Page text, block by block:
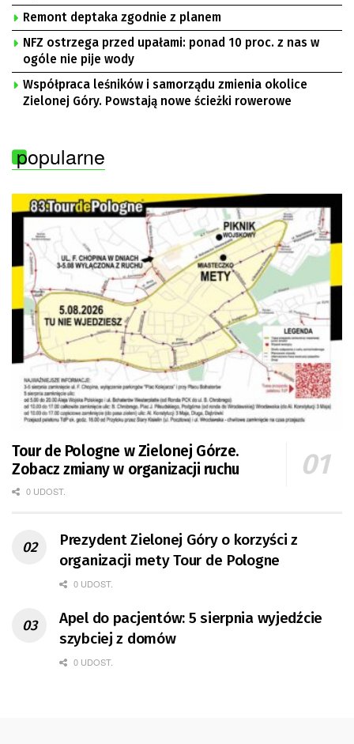
Remont deptaka zgodnie z planem
NFZ ostrzega przed upałami: ponad 10 proc. z nas w
ogóle nie pije wody
Współpraca leśników i samorządu zmienia okolice
Zielonej Góry. Powstają nowe ścieżki rowerowe
popularne
Tour de Pologne w Zielonej Górze.
Zobacz zmiany w organizacji ruchu
0 UDOST.
Prezydent Zielonej Góry o korzyści z
organizacji mety Tour de Pologne
0 UDOST.
Apel do pacjentów: 5 sierpnia wyjedźcie
szybciej z domów
0 UDOST.